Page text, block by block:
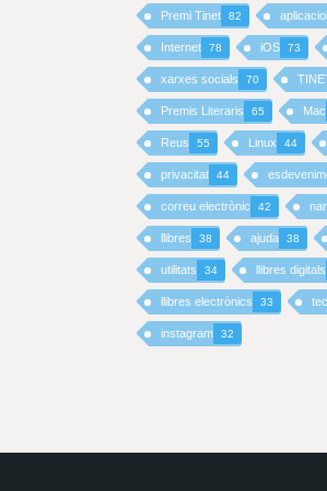
I
N
C
I
P
A
L
Premi Tinet 82
Internet 78 iOS 73
xarxes socials 70
Premis Literaris 65 Mac
Reus 55 Linux 44
privacitat 44
correu electrònic 42
llibres 38 ajuda 38
utilitats 34 llibres digitals
llibres electrònics 33
instagram 32